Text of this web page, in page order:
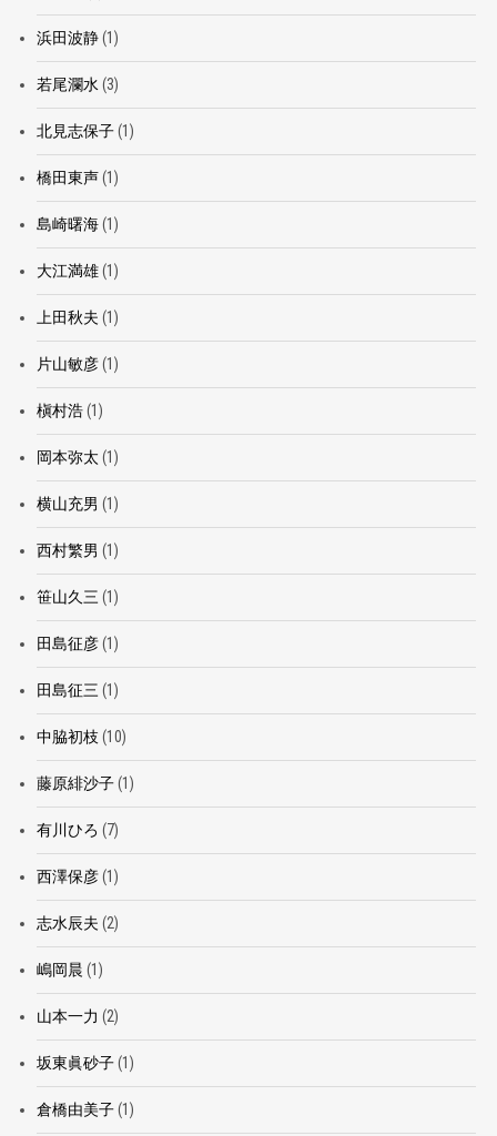
浜田波静(1)
若尾瀾水 (3)
北見志保子(1)
橋田東声(1)
島崎曙海(1)
大江満雄(1)
上田秋夫 (1)
片山敏彦(1)
槇村浩(1)
岡本弥太 (1)
横山充男 (1)
西村繁男 (1)
笹山久三 (1)
田島征彦(1)
田島征三 (1)
中脇初枝 (10)
藤原緋沙子(1)
有川ひろ (7)
西澤保彦(1)
志水辰夫 (2)
嶋岡晨 (1)
山本一力 (2)
坂東眞砂子(1)
倉橋由美子(1)